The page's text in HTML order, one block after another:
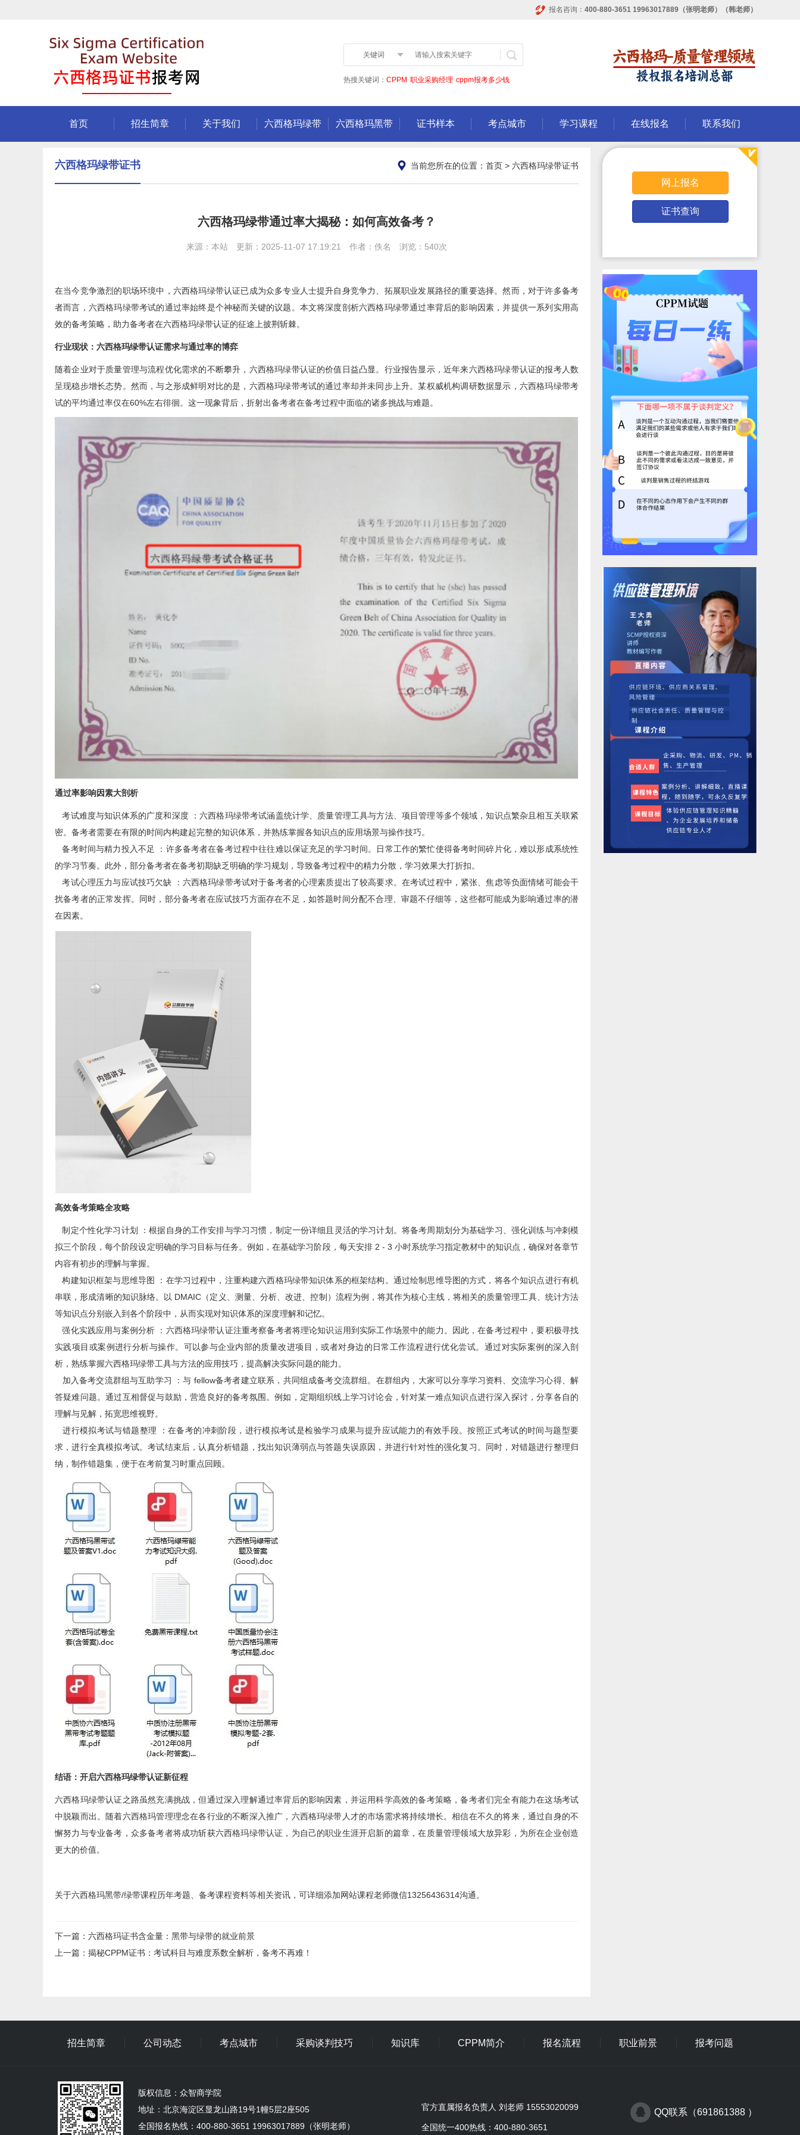
报名咨询： 400-880-3651 19963017889（张明老师）（韩老师）
关键词
热搜关键词： CPPM 职业采购经理 cppm报考多少钱
首页 招生简章 关于我们 六西格玛绿带 六西格玛黑带 证书样本 考点城市 学习课程 在线报名 联系我们
网上报名
证书查询
六西格玛绿带证书 当前您所在的位置： 首页 > 六西格玛绿带证书
六西格玛绿带通过率大揭秘：如何高效备考？
来源：本站 更新：2025-11-07 17:19:21 作者：佚名 浏览：540次
在当今竞争激烈的职场环境中，六西格玛绿带认证已成为众多专业人士提升自身竞争力、拓展职业发展路径的重要选择。然而，对于许多备考
者而言，六西格玛绿带考试的通过率始终是个神秘而关键的议题。本文将深度剖析六西格玛绿带通过率背后的影响因素，并提供一系列实用高
效的备考策略，助力备考者在六西格玛绿带认证的征途上披荆斩棘。
行业现状：六西格玛绿带认证需求与通过率的博弈
随着企业对于质量管理与流程优化需求的不断攀升，六西格玛绿带认证的价值日益凸显。行业报告显示，近年来六西格玛绿带认证的报考人数
呈现稳步增长态势。然而，与之形成鲜明对比的是，六西格玛绿带考试的通过率却并未同步上升。某权威机构调研数据显示，六西格玛绿带考
试的平均通过率仅在60%左右徘徊。这一现象背后，折射出备考者在备考过程中面临的诸多挑战与难题。
通过率影响因素大剖析
考试难度与知识体系的广度和深度 ：六西格玛绿带考试涵盖统计学、质量管理工具与方法、项目管理等多个领域，知识点繁杂且相互关联紧
密。备考者需要在有限的时间内构建起完整的知识体系，并熟练掌握各知识点的应用场景与操作技巧。
备考时间与精力投入不足 ：许多备考者在备考过程中往往难以保证充足的学习时间。日常工作的繁忙使得备考时间碎片化，难以形成系统性
的学习节奏。此外，部分备考者在备考初期缺乏明确的学习规划，导致备考过程中的精力分散，学习效果大打折扣。
考试心理压力与应试技巧欠缺 ：六西格玛绿带考试对于备考者的心理素质提出了较高要求。在考试过程中，紧张、焦虑等负面情绪可能会干
扰备考者的正常发挥。同时，部分备考者在应试技巧方面存在不足，如答题时间分配不合理、审题不仔细等，这些都可能成为影响通过率的潜
在因素。
高效备考策略全攻略
制定个性化学习计划 ：根据自身的工作安排与学习习惯，制定一份详细且灵活的学习计划。将备考周期划分为基础学习、强化训练与冲刺模
拟三个阶段，每个阶段设定明确的学习目标与任务。例如，在基础学习阶段，每天安排 2 - 3 小时系统学习指定教材中的知识点，确保对各章节
内容有初步的理解与掌握。
构建知识框架与思维导图 ：在学习过程中，注重构建六西格玛绿带知识体系的框架结构。通过绘制思维导图的方式，将各个知识点进行有机
串联，形成清晰的知识脉络。以 DMAIC（定义、测量、分析、改进、控制）流程为例，将其作为核心主线，将相关的质量管理工具、统计方法
等知识点分别嵌入到各个阶段中，从而实现对知识体系的深度理解和记忆。
强化实践应用与案例分析 ：六西格玛绿带认证注重考察备考者将理论知识运用到实际工作场景中的能力。因此，在备考过程中，要积极寻找
实践项目或案例进行分析与操作。可以参与企业内部的质量改进项目，或者对身边的日常工作流程进行优化尝试。通过对实际案例的深入剖
析，熟练掌握六西格玛绿带工具与方法的应用技巧，提高解决实际问题的能力。
加入备考交流群组与互助学习 ：与 fellow备考者建立联系，共同组成备考交流群组。在群组内，大家可以分享学习资料、交流学习心得、解
答疑难问题。通过互相督促与鼓励，营造良好的备考氛围。例如，定期组织线上学习讨论会，针对某一难点知识点进行深入探讨，分享各自的
理解与见解，拓宽思维视野。
进行模拟考试与错题整理 ：在备考的冲刺阶段，进行模拟考试是检验学习成果与提升应试能力的有效手段。按照正式考试的时间与题型要
求，进行全真模拟考试。考试结束后，认真分析错题，找出知识薄弱点与答题失误原因，并进行针对性的强化复习。同时，对错题进行整理归
纳，制作错题集，便于在考前复习时重点回顾。
结语：开启六西格玛绿带认证新征程
六西格玛绿带认证之路虽然充满挑战，但通过深入理解通过率背后的影响因素，并运用科学高效的备考策略，备考者们完全有能力在这场考试
中脱颖而出。随着六西格玛管理理念在各行业的不断深入推广，六西格玛绿带人才的市场需求将持续增长。相信在不久的将来，通过自身的不
懈努力与专业备考，众多备考者将成功斩获六西格玛绿带认证，为自己的职业生涯开启新的篇章，在质量管理领域大放异彩，为所在企业创造
更大的价值。
关于六西格玛黑带/绿带课程历年考题、备考课程资料等相关资讯，可详细添加网站课程老师微信13256436314沟通。
下一篇 ： 六西格玛证书含金量：黑带与绿带的就业前景
上一篇 ： 揭秘CPPM证书：考试科目与难度系数全解析，备考不再难！
招生简章 公司动态 考点城市 采购谈判技巧 知识库 CPPM简介 报名流程 职业前景 报考问题
版权信息： 众智商学院
地址：北京海淀区显龙山路19号1幢5层2座505
全国报名热线：400-880-3651 19963017889（张明老师）
官方直属报名负责人 刘老师 15553020099
全国统一400热线：400-880-3651
QQ联系（691861388 ）